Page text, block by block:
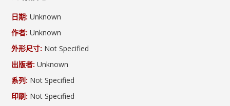
日期: Unknown
作者: Unknown
外形尺寸: Not Specified
出版者: Unknown
系列: Not Specified
印刷: Not Specified